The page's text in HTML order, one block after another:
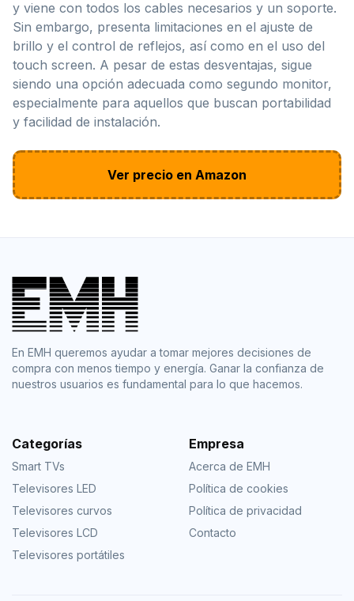
y viene con todos los cables necesarios y un soporte.
Sin embargo, presenta limitaciones en el ajuste de
brillo y el control de reflejos, así como en el uso del
touch screen. A pesar de estas desventajas, sigue
siendo una opción adecuada como segundo monitor,
especialmente para aquellos que buscan portabilidad
y facilidad de instalación.
Ver precio en Amazon
En EMH queremos ayudar a tomar mejores decisiones de
compra con menos tiempo y energía. Ganar la confianza de
nuestros usuarios es fundamental para lo que hacemos.
Categorías
Smart TVs
Televisores LED
Televisores curvos
Televisores LCD
Televisores portátiles
Empresa
Acerca de EMH
Política de cookies
Política de privacidad
Contacto